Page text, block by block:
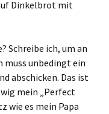
Dinkelbrot mit
Schreibe ich, um an
muss unbedingt ein
abschicken. Das ist
mein „Perfect
wie es mein Papa